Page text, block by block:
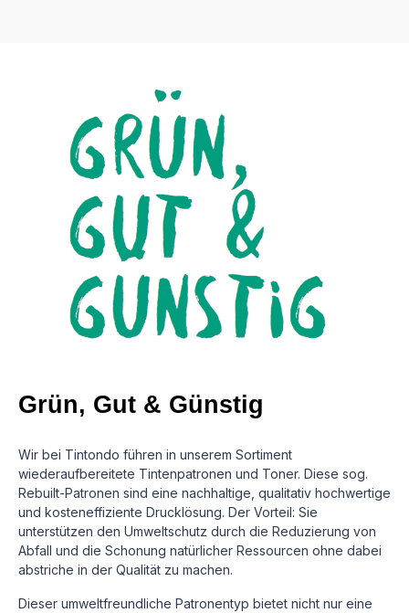
Grün, Gut & Günstig
Wir bei Tintondo führen in unserem Sortiment
wiederaufbereitete Tintenpatronen und Toner. Diese sog.
Rebuilt-Patronen sind eine nachhaltige, qualitativ hochwertige
und kosteneffiziente Drucklösung. Der Vorteil: Sie
unterstützen den Umweltschutz durch die Reduzierung von
Abfall und die Schonung natürlicher Ressourcen ohne dabei
abstriche in der Qualität zu machen.
Dieser umweltfreundliche Patronentyp bietet nicht nur eine